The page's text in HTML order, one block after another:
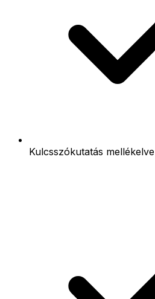
Kulcsszókutatás mellékelve